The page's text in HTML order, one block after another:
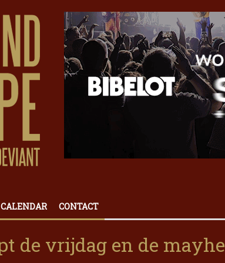
CONTACT
de vrijdag en de